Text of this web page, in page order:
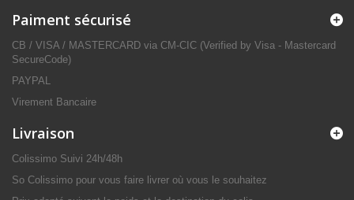
Paiment sécurisé
CB / VISA / MASTERCARD via CM-CIC (Verified by Visa - Mastercard
SecureCode)
PAYPAL
Virement Bancaire
Livraison
Colissimo Suivi 24h/48h
So Colissimo pour vous faire livrer où vous le souhaitez